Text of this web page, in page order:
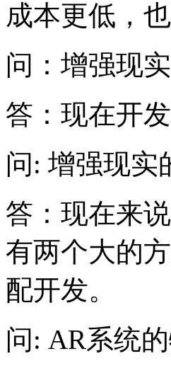
成本更低，
问：增强现
答：现在开
问: 增强现实
答：现在来
有两个大的
配开发。
问: AR系统